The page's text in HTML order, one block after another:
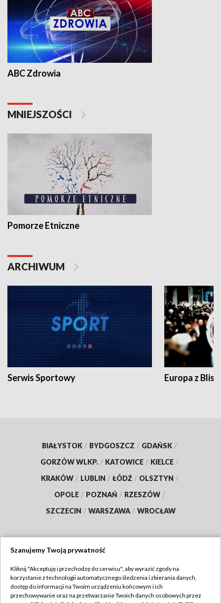
ABC Zdrowia
MNIEJSZOŚCI
Pomorze Etniczne
ARCHIWUM
Serwis Sportowy Europa z
BIAŁYSTOK / BYDGOSZCZ / GDAŃSK /
GORZÓW WLKP. / KATOWICE / KIELCE /
KRAKÓW / LUBLIN / ŁÓDŹ / OLSZTYN /
OPOLE / POZNAŃ / RZESZÓW /
SZCZECIN / WARSZAWA / WROCŁAW
TVP
Abonament TVP
Regulamin TVP
Szanujemy Twoją prywatność
Kliknij "Akceptuję i przechodzę do serwisu", aby wyrazić zgody na
korzystanie z technologii automatycznego śledzenia i zbierania danych,
dostęp do informacji na Twoim urządzeniu końcowym i ich
przechowywanie oraz na przetwarzanie Twoich danych osobowych przez